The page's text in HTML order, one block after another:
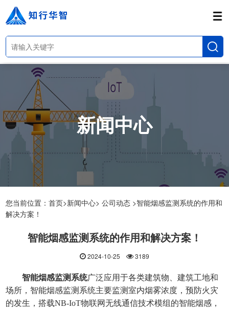
新闻中心
您当前位置：首页>新闻中心> 公司动态 >智能烟感监测系统的作用和
解决方案！
智能烟感监测系统的作用和解决方案！
2024-10-25 3189
智能烟感监测系统广泛应用于各类建筑物、建筑工地和
场所，智能烟感监测系统主要监测室内烟雾浓度，预防火灾
的发生，搭载NB-IoT物联网无线通信技术模组的智能烟感，